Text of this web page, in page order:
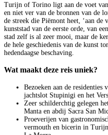
Turijn of Torino ligt aan de voet
en niet ver van de bronnen van de
de streek die Piëmont heet, ‘aan de
kunststad van de eerste orde, van
stad zelf is al zeer mooi, maar de
de hele geschiedenis van de kunst
hedendaagse beschaving.
Wat maakt deze reis uniek?
Bezoeken aan de residenties
jachtslot Stupinigi en het
Zeer schilderchtig gelegen
Manta en abdij Sacra San
Proeverijen van
vermouth en bicerin in